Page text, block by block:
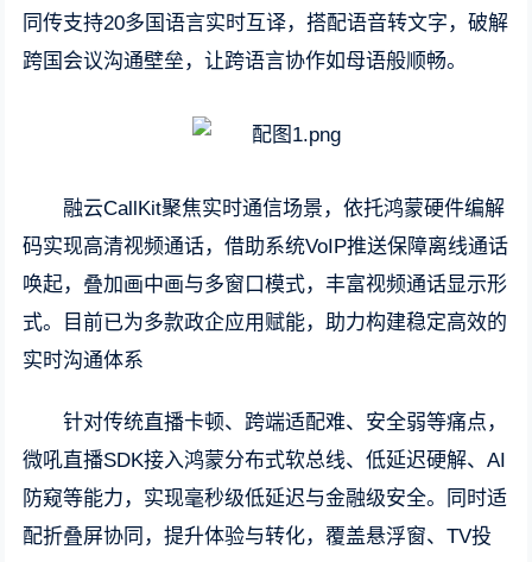
同传支持20多国语言实时互译，搭配语音转文字，破解
跨国会议沟通壁垒，让跨语言协作如母语般顺畅。
融云CallKit聚焦实时通信场景，依托鸿蒙硬件编解
码实现高清视频通话，借助系统VoIP推送保障离线通话
唤起，叠加画中画与多窗口模式，丰富视频通话显示形
式。目前已为多款政企应用赋能，助力构建稳定高效的
实时沟通体系
针对传统直播卡顿、跨端适配难、安全弱等痛点，
微吼直播SDK接入鸿蒙分布式软总线、低延迟硬解、AI
防窥等能力，实现毫秒级低延迟与金融级安全。同时适
配折叠屏协同，提升体验与转化，覆盖悬浮窗、TV投